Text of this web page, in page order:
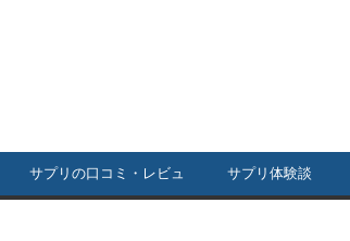
サプリの口コミ・レビュ サプリ体験談